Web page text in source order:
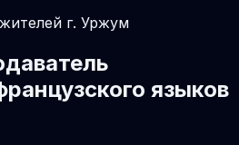
г. Уржум
языков